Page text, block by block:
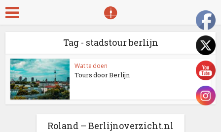
Tag - stadstour berlijn
Wat te doen
Tours door Berlijn
Roland – Berlijnoverzicht.nl